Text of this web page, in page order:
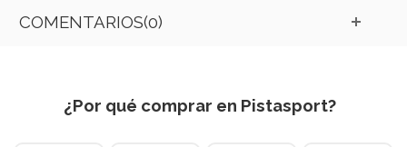
COMENTARIOS(0)
¿Por qué comprar en Pistasport?